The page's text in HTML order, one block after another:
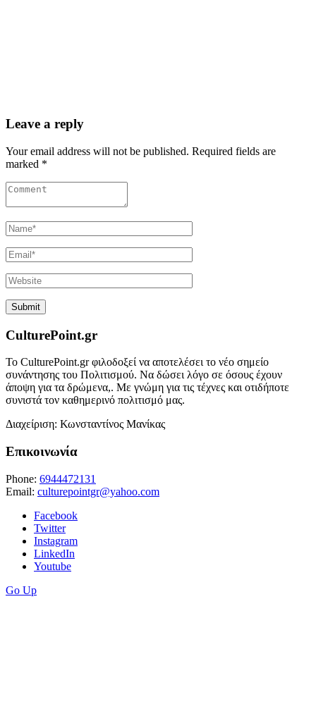
Leave a reply
Your email address will not be published. Required fields are
marked *
CulturePoint.gr
Το CulturePoint.gr φιλοδοξεί να αποτελέσει το νέο σημείο
συνάντησης του Πολιτισμού. Να δώσει λόγο σε όσους έχουν
άποψη για τα δρώμενα,. Με γνώμη για τις τέχνες και οτιδήποτε
συνιστά τον καθημερινό πολιτισμό μας.
Διαχείριση: Κωνσταντίνος Μανίκας
Επικοινωνία
Phone: 6944472131
Email: culturepointgr@yahoo.com
Facebook
Twitter
Instagram
LinkedIn
Youtube
Go Up